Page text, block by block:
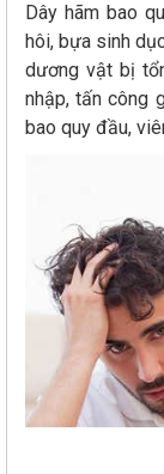
Dây hãm bao
hôi, bựa sinh
dương vật bị
nhập, tấn công
bao quy đầu,